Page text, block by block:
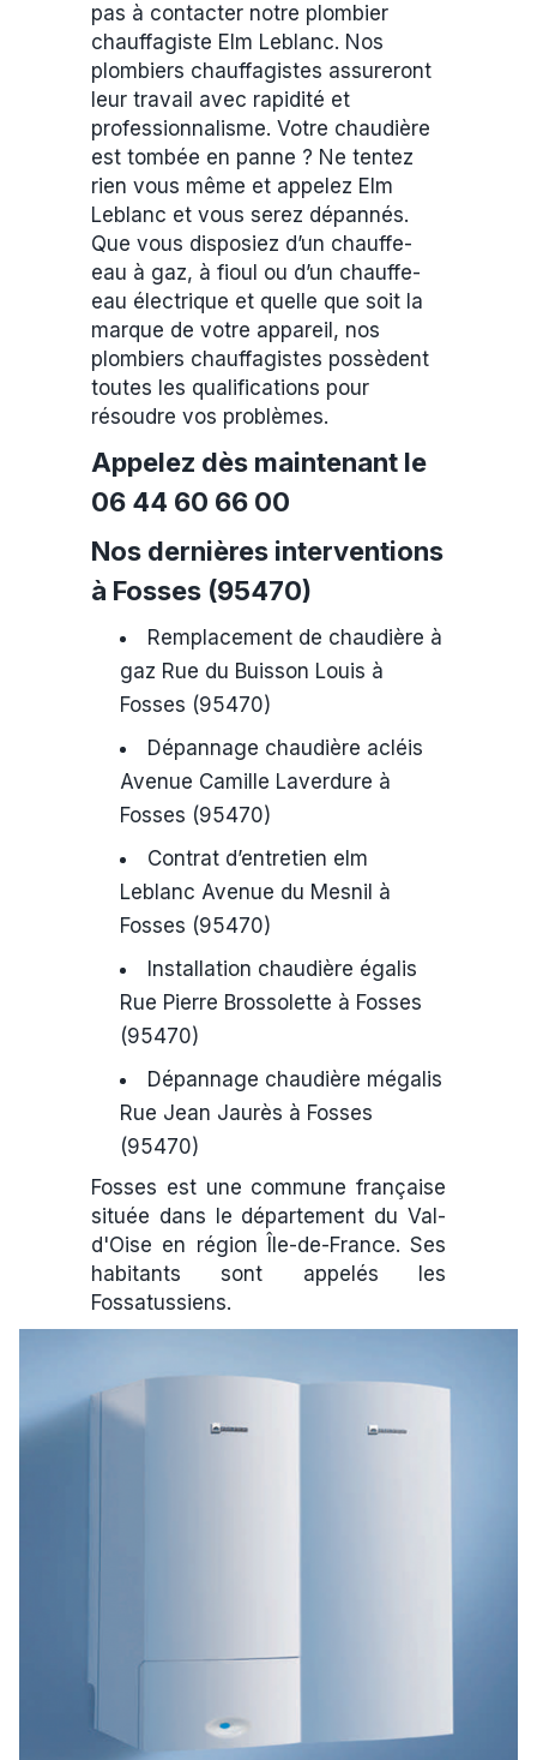
pas à contacter notre plombier
chauffagiste Elm Leblanc. Nos
plombiers chauffagistes assureront
leur travail avec rapidité et
professionnalisme. Votre chaudière
est tombée en panne ? Ne tentez
rien vous même et appelez Elm
Leblanc et vous serez dépannés.
Que vous disposiez d’un chauffe-
eau à gaz, à fioul ou d’un chauffe-
eau électrique et quelle que soit la
marque de votre appareil, nos
plombiers chauffagistes possèdent
toutes les qualifications pour
résoudre vos problèmes.
Appelez dès maintenant le
06 44 60 66 00
Nos dernières interventions
à Fosses (95470)
Remplacement de chaudière à
gaz Rue du Buisson Louis à
Fosses (95470)
Dépannage chaudière acléis
Avenue Camille Laverdure à
Fosses (95470)
Contrat d’entretien elm
Leblanc Avenue du Mesnil à
Fosses (95470)
Installation chaudière égalis
Rue Pierre Brossolette à Fosses
(95470)
Dépannage chaudière mégalis
Rue Jean Jaurès à Fosses
(95470)
Fosses est une commune française
située dans le département du Val-
d'Oise en région Île-de-France. Ses
habitants sont appelés les
Fossatussiens.